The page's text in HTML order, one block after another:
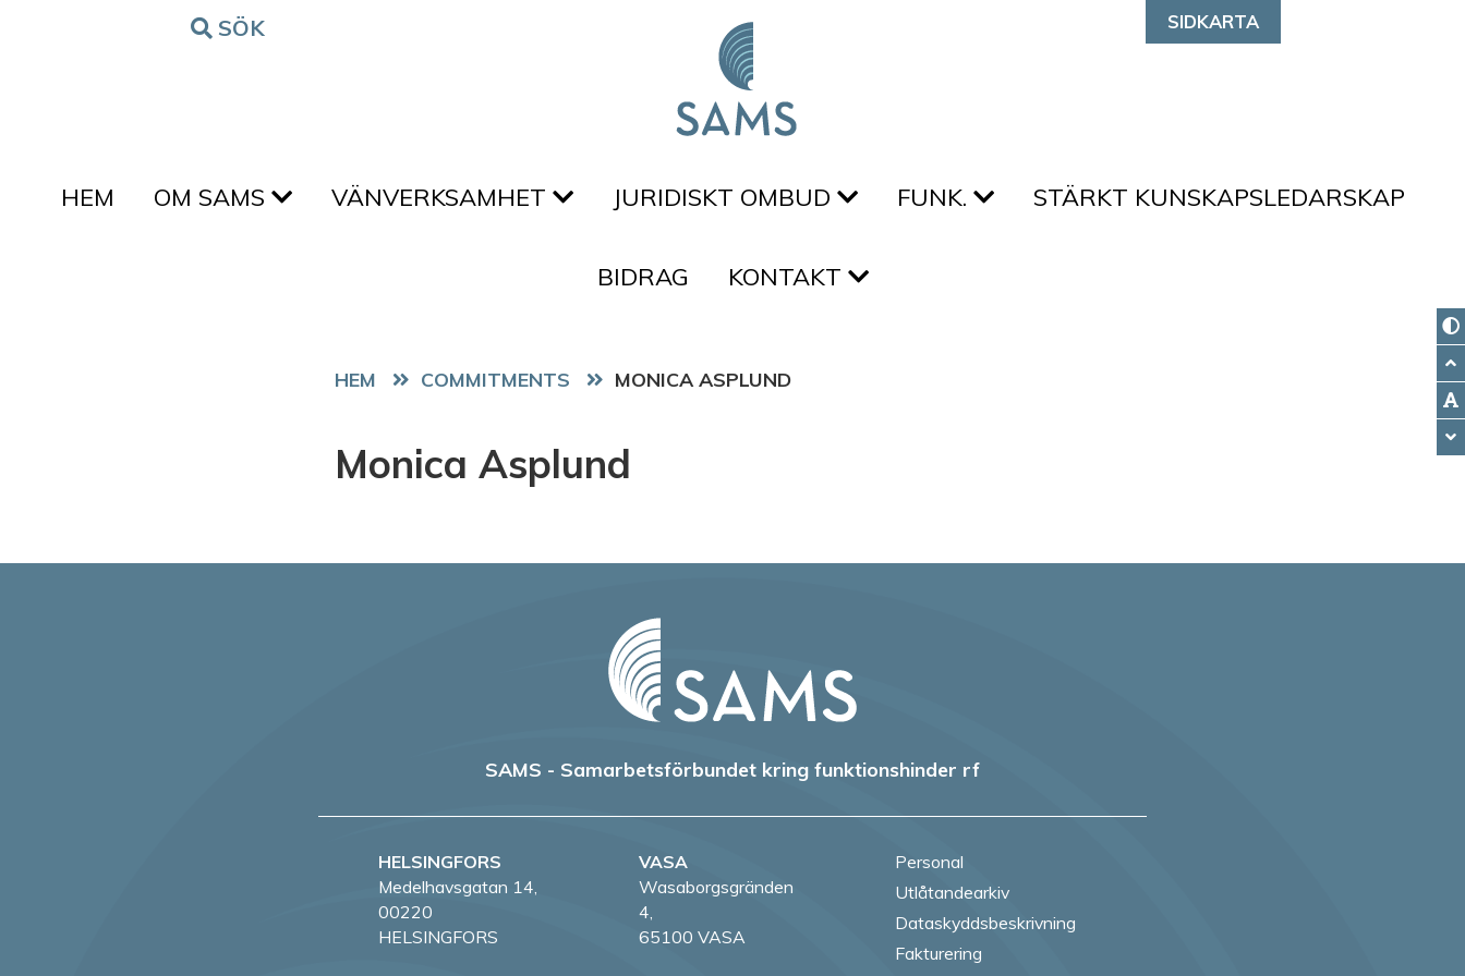
Hoppa till innehålletSÖK SIDKARTA
HEM OM SAMS VÄNVERKSAMHET JURIDISKT OMBUD FUNK. STÄRKT KUNSKAPSLEDARSKAP
BIDRAG KONTAKT
HEM COMMITMENTS MONICA ASPLUND
Monica Asplund
SAMS - Samarbetsförbundet kring funktionshinder rf
HELSINGFORS
Medelhavsgatan 14,
00220
HELSINGFORS
VASA
Wasaborgsgränden
4,
65100 VASA
Personal
Utlåtandearkiv
Dataskyddsbeskrivning
Fakturering